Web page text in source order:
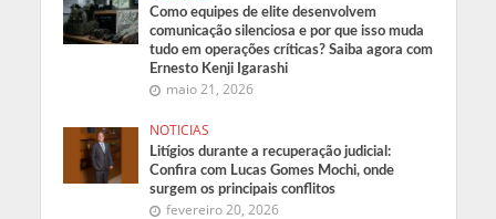
Como equipes de elite desenvolvem
comunicação silenciosa e por que isso muda
tudo em operações críticas? Saiba agora com
Ernesto Kenji Igarashi
maio 21, 2026
NOTICIAS
Litígios durante a recuperação judicial:
Confira com Lucas Gomes Mochi, onde
surgem os principais conflitos
fevereiro 20, 2026